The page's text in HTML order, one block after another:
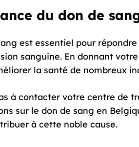
du don de
est essentiel pour
sanguine. En donnant
la santé de nombreux
à contacter votre centre de
sur le don de sang en
à cette noble cause.